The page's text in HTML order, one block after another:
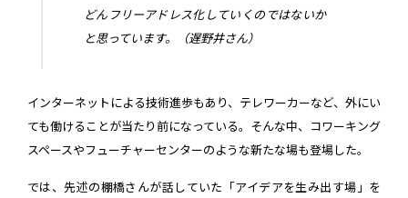
どんフリーアドレス化していくのではないか
と思っています。（遅野井さん）
インターネットによる技術進歩もあり、テレワーカーなど、外にい
ても働けることが当たり前になっている。そんな中、コワーキング
スペースやフューチャーセンターのような新たな場も登場した。
では、先述の棚橋さんが話していた「アイデアを生み出す場」を